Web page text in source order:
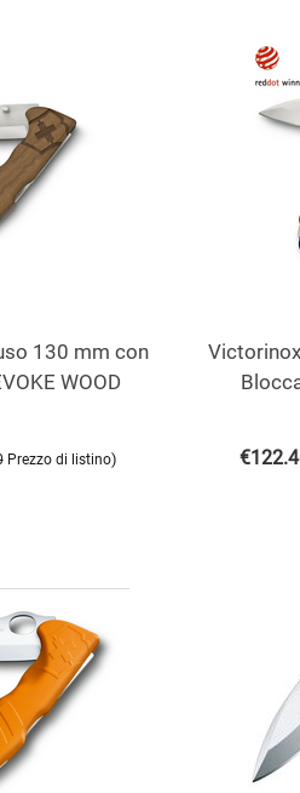
130 mm con
WOOD
Prezzo di listino) €